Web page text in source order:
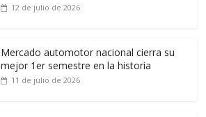
12 de julio de 2026
Mercado automotor nacional cierra su
mejor 1er semestre en la historia
11 de julio de 2026